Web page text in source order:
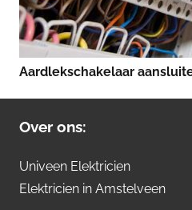
Aardlekschakelaar
Over ons:
Univeen Elektricien
Elektricien in Amstelveen